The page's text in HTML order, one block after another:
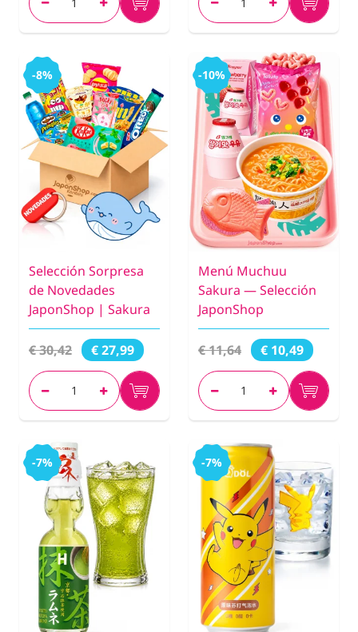
-8%
Selección Sorpresa
de Novedades
JaponShop | Sakura
€ 30,42 € 27,99
-10%
Menú Muchuu
Sakura — Selección
JaponShop
€ 11,64 € 10,49
-7% -7%